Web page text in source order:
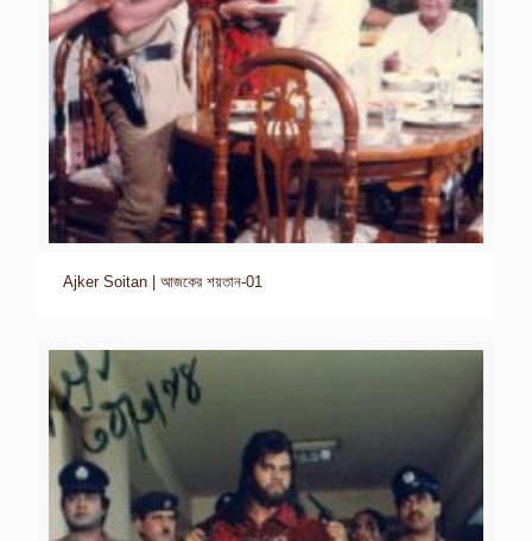
Ajker Soitan | আজকের শয়তান-01